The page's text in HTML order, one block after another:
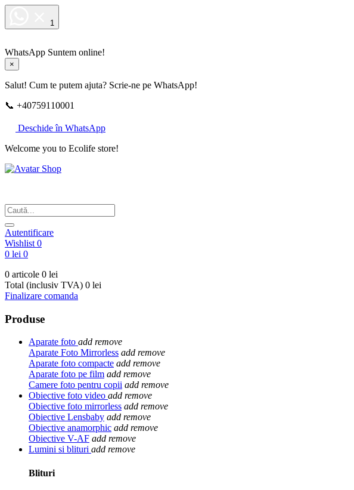
1
WhatsApp Suntem online!
×
Salut! Cum te putem ajuta? Scrie-ne pe WhatsApp!
📞 +40759110001
Deschide în WhatsApp
Welcome you to Ecolife store!
Autentificare
Wishlist 0
0 lei 0
0 articole 0 lei
Total (inclusiv TVA) 0 lei
Finalizare comanda
Produse
Aparate foto add remove
Aparate Foto Mirrorless add remove
Aparate foto compacte add remove
Aparate foto pe film add remove
Camere foto pentru copii add remove
Obiective foto video add remove
Obiective foto mirrorless add remove
Obiective Lensbaby add remove
Obiective anamorphic add remove
Obiective V-AF add remove
Lumini si blituri add remove
Blituri